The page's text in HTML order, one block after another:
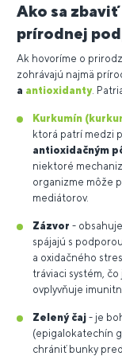
Ako sa
prírodnej
Ak hovoríme o
zohrávajú najmä
a antioxidanty.
Kurkumín
ktorá patrí medzi
antioxidačným
niektoré
organizme môže
mediátorov.
Zázvor -
spájajú s
a oxidačného
tráviaci systém,
ovplyvňuje
Zelený čaj - je
(epigalokatechín
chrániť bunky